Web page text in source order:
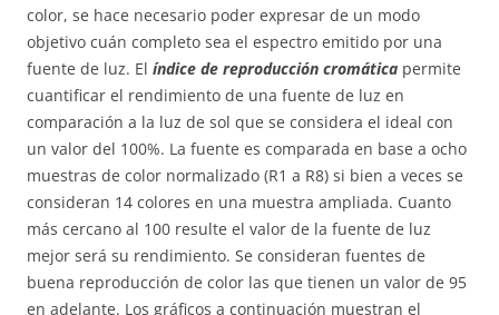
color, se hace necesario poder expresar de un modo
objetivo cuán completo sea el espectro emitido por una
fuente de luz. El índice de reproducción cromática permite
cuantificar el rendimiento de una fuente de luz en
comparación a la luz de sol que se considera el ideal con
un valor del 100%. La fuente es comparada en base a ocho
muestras de color normalizado (R1 a R8) si bien a veces se
consideran 14 colores en una muestra ampliada. Cuanto
más cercano al 100 resulte el valor de la fuente de luz
mejor será su rendimiento. Se consideran fuentes de
buena reproducción de color las que tienen un valor de 95
en adelante. Los gráficos a continuación muestran el